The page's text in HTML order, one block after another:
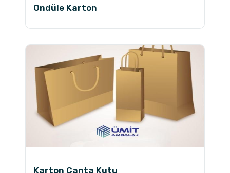
Ondüle Karton
Karton Çanta Kutu